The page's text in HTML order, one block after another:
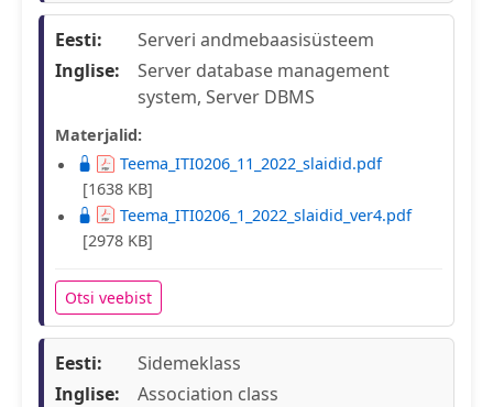
Eesti:
Serveri andmebaasisüsteem
Inglise:
Server database management
system, Server DBMS
Materjalid:
Teema_ITI0206_11_2022_slaidid.pdf
[1638 KB]
Teema_ITI0206_1_2022_slaidid_ver4.pdf
[2978 KB]
Otsi veebist
Eesti:
Sidemeklass
Inglise:
Association class